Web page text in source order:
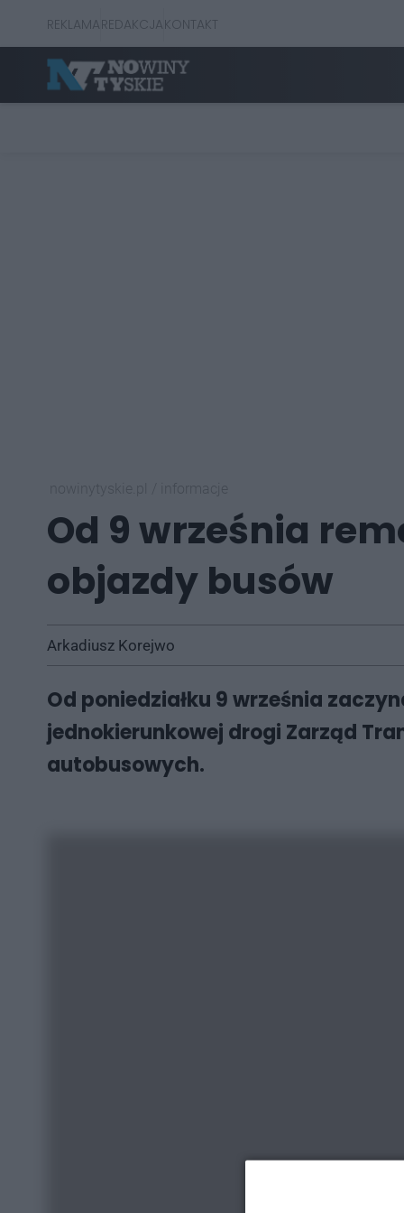
REKLAMAREDAKCJAKONTAKT
Od 9 września
objazdy busów
Arkadiusz Korejwo
Od poniedziałku 9 września
jednokierunkowej drogi Zarząd
autobusowych.